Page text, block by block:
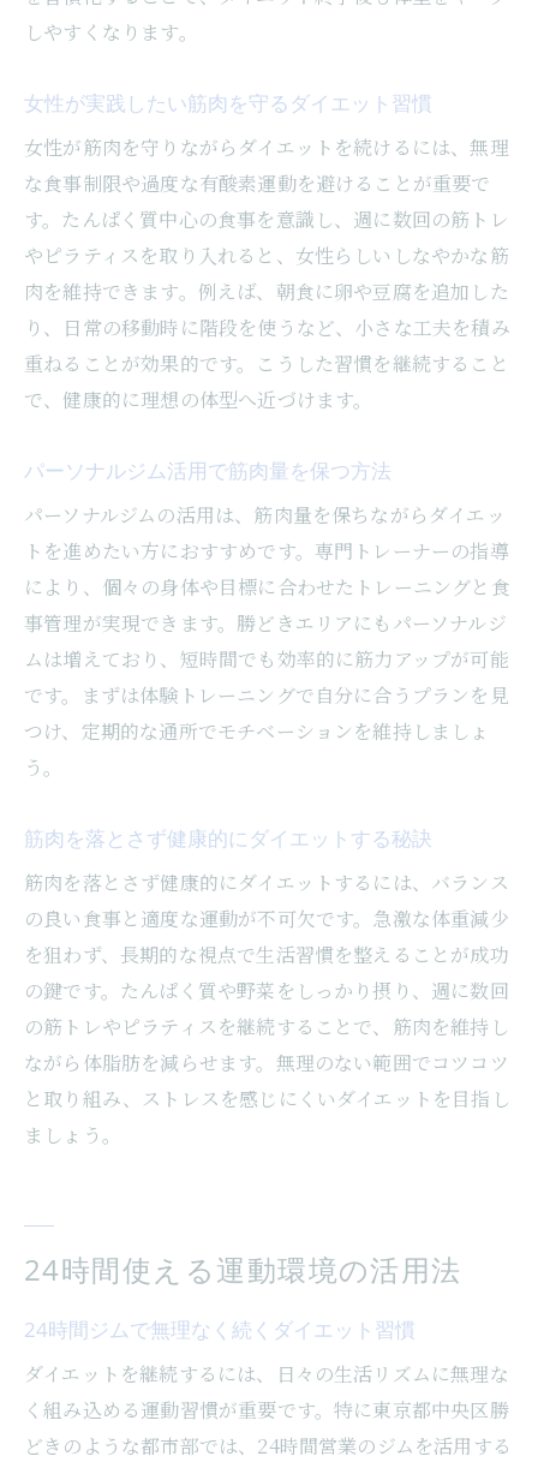
しやすくなります。
女性が実践したい筋肉を守るダイエット習慣
女性が筋肉を守りながらダイエットを続けるには、無理
な食事制限や過度な有酸素運動を避けることが重要で
す。たんぱく質中心の食事を意識し、週に数回の筋トレ
やピラティスを取り入れると、女性らしいしなやかな筋
肉を維持できます。例えば、朝食に卵や豆腐を追加した
り、日常の移動時に階段を使うなど、小さな工夫を積み
重ねることが効果的です。こうした習慣を継続すること
で、健康的に理想の体型へ近づけます。
パーソナルジム活用で筋肉量を保つ方法
パーソナルジムの活用は、筋肉量を保ちながらダイエッ
トを進めたい方におすすめです。専門トレーナーの指導
により、個々の身体や目標に合わせたトレーニングと食
事管理が実現できます。勝どきエリアにもパーソナルジ
ムは増えており、短時間でも効率的に筋力アップが可能
です。まずは体験トレーニングで自分に合うプランを見
つけ、定期的な通所でモチベーションを維持しましょ
う。
筋肉を落とさず健康的にダイエットする秘訣
筋肉を落とさず健康的にダイエットするには、バランス
の良い食事と適度な運動が不可欠です。急激な体重減少
を狙わず、長期的な視点で生活習慣を整えることが成功
の鍵です。たんぱく質や野菜をしっかり摂り、週に数回
の筋トレやピラティスを継続することで、筋肉を維持し
ながら体脂肪を減らせます。無理のない範囲でコツコツ
と取り組み、ストレスを感じにくいダイエットを目指し
ましょう。
24時間使える運動環境の活用法
24時間ジムで無理なく続くダイエット習慣
ダイエットを継続するには、日々の生活リズムに無理な
く組み込める運動習慣が重要です。特に東京都中央区勝
どきのような都市部では、24時間営業のジムを活用する